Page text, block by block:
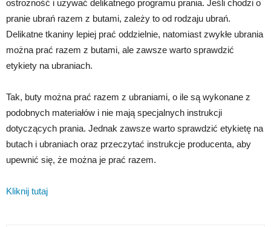
ostrożność i używać delikatnego programu prania. Jeśli chodzi o
pranie ubrań razem z butami, zależy to od rodzaju ubrań.
Delikatne tkaniny lepiej prać oddzielnie, natomiast zwykłe ubrania
można prać razem z butami, ale zawsze warto sprawdzić
etykiety na ubraniach.
Tak, buty można prać razem z ubraniami, o ile są wykonane z
podobnych materiałów i nie mają specjalnych instrukcji
dotyczących prania. Jednak zawsze warto sprawdzić etykietę na
butach i ubraniach oraz przeczytać instrukcje producenta, aby
upewnić się, że można je prać razem.
Kliknij tutaj